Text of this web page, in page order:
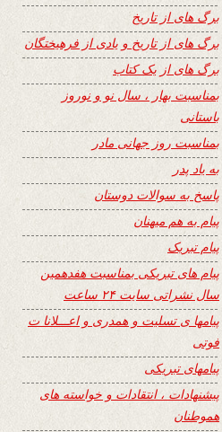
برگ های از تاریخ
برگ های از تاریخ و یادی از فرهیختگان
برگ های از یک کتاب
بمناسبت بهار ، سال نو و نوروز
باستانی
بمناسبت روز جهانی مادر
به یاد پدر
پاسخ به سوالات دوستان
پیام به هم میهنان
پیام تبریک
پیام های تبریکی بمناسبت هفدهمین
سال نشراتی سایت ۲۴ ساعت
پیامها ی تسلیت و همدری و اعـــلانا ت
فوتی
پیامهای تبریکی
پیشنهادات ، انتقادات و خواسته های
هموطنان